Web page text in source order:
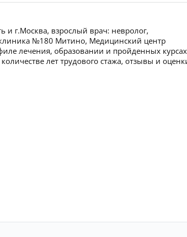
и г.Москва, взрослый врач: невролог,
№180 Митино, Медицинский центр
лечения, образовании и пройденных
лет трудового стажа, отзывы и